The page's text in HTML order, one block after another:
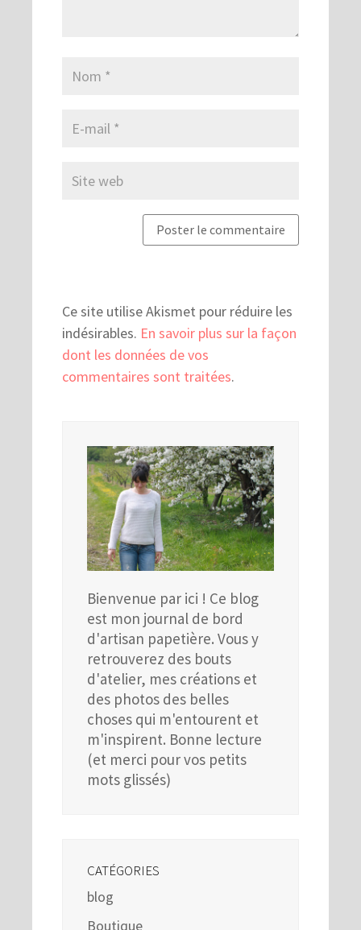
Ce site utilise Akismet pour réduire les
indésirables. En savoir plus sur la façon
dont les données de vos
commentaires sont traitées.
Bienvenue par ici ! Ce blog
est mon journal de bord
d'artisan papetière. Vous y
retrouverez des bouts
d'atelier, mes créations et
des photos des belles
choses qui m'entourent et
m'inspirent. Bonne lecture
(et merci pour vos petits
mots glissés)
CATÉGORIES
blog
Boutique